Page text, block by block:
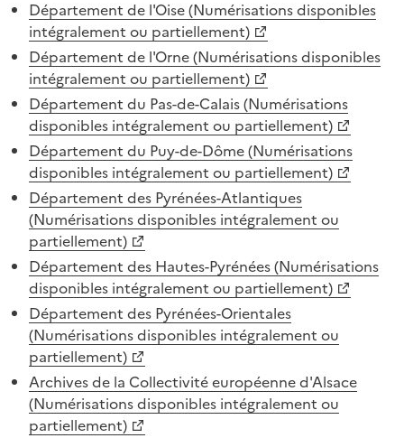
Département de l'Oise (Numérisations disponibles
intégralement ou partiellement)
Département de l'Orne (Numérisations disponibles
intégralement ou partiellement)
Département du Pas-de-Calais (Numérisations
disponibles intégralement ou partiellement)
Département du Puy-de-Dôme (Numérisations
disponibles intégralement ou partiellement)
Département des Pyrénées-Atlantiques
(Numérisations disponibles intégralement ou
partiellement)
Département des Hautes-Pyrénées (Numérisations
disponibles intégralement ou partiellement)
Département des Pyrénées-Orientales
(Numérisations disponibles intégralement ou
partiellement)
Archives de la Collectivité européenne d'Alsace
(Numérisations disponibles intégralement ou
partiellement)